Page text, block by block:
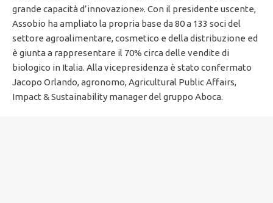
grande capacità d’innovazione». Con il presidente uscente,
Assobio ha ampliato la propria base da 80 a 133 soci del
settore agroalimentare, cosmetico e della distribuzione ed
è giunta a rappresentare il 70% circa delle vendite di
biologico in Italia. Alla vicepresidenza è stato confermato
Jacopo Orlando, agronomo, Agricultural Public Affairs,
Impact & Sustainability manager del gruppo Aboca.